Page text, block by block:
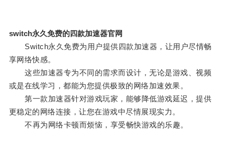
switch永久免费的四款加速器官网
Switch永久免费为用户提供四款加速器，让用户尽情畅
享网络快感。
这些加速器专为不同的需求而设计，无论是游戏、视频
或是在线学习，都能为您提供极致的网络加速效果。
第一款加速器针对游戏玩家，能够降低游戏延迟，提供
更稳定的网络连接，让您在游戏中尽情展现实力。
不再为网络卡顿而烦恼，享受畅快游戏的乐趣。